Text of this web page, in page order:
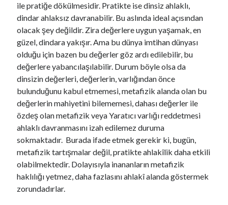
ile pratiğe dökülmesidir. Pratikte ise dinsiz ahlaklı,
dindar ahlaksız davranabilir. Bu aslında ideal açısından
olacak şey değildir. Zira değerlere uygun yaşamak, en
güzel, dindara yakışır. Ama bu dünya imtihan dünyası
olduğu için bazen bu değerler göz ardı edilebilir, bu
değerlere yabancılaşılabilir. Durum böyle olsa da
dinsizin değerleri, değerlerin, varlığından önce
bulunduğunu kabul etmemesi, metafizik alanda olan bu
değerlerin mahiyetini bilememesi, dahası değerler ile
özdeş olan metafizik veya Yaratıcı varlığı reddetmesi
ahlaklı davranmasını izah edilemez duruma
sokmaktadır. Burada ifade etmek gerekir ki, bugün,
metafizik tartışmalar değil, pratikte ahlakîlik daha etkili
olabilmektedir. Dolayısıyla inananların metafizik
haklılığı yetmez, daha fazlasını ahlakî alanda göstermek
zorundadırlar.